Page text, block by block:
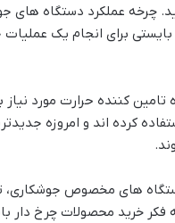
چرخه عملکرد دستگاه های
کننده حرارت مورد نیاز
کرده اند و امروزه
های مخصوص جوشکاری،
فکر خرید محصولات چرخ